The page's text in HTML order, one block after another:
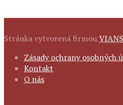
Stránka vytvorená firmou
FOOTER
NAVIGATION
Zásady ochrany osobných
Kontakt
O nás